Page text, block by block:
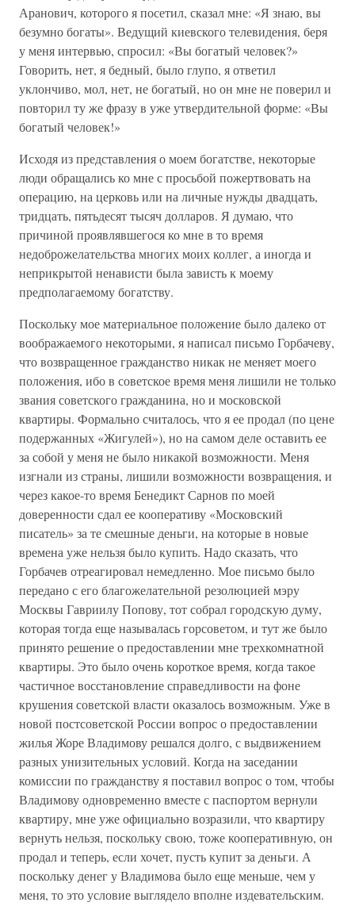
Аранович, которого я посетил, сказал мне: «Я знаю, вы
безумно богаты». Ведущий киевского телевидения, беря
у меня интервью, спросил: «Вы богатый человек?»
Говорить, нет, я бедный, было глупо, я ответил
уклончиво, мол, нет, не богатый, но он мне не поверил и
повторил ту же фразу в уже утвердительной форме: «Вы
богатый человек!»
Исходя из представления о моем богатстве, некоторые
люди обращались ко мне с просьбой пожертвовать на
операцию, на церковь или на личные нужды двадцать,
тридцать, пятьдесят тысяч долларов. Я думаю, что
причиной проявлявшегося ко мне в то время
недоброжелательства многих моих коллег, а иногда и
неприкрытой ненависти была зависть к моему
предполагаемому богатству.
Поскольку мое материальное положение было далеко от
воображаемого некоторыми, я написал письмо Горбачеву,
что возвращенное гражданство никак не меняет моего
положения, ибо в советское время меня лишили не только
звания советского гражданина, но и московской
квартиры. Формально считалось, что я ее продал (по цене
подержанных «Жигулей»), но на самом деле оставить ее
за собой у меня не было никакой возможности. Меня
изгнали из страны, лишили возможности возвращения, и
через какое-то время Бенедикт Сарнов по моей
доверенности сдал ее кооперативу «Московский
писатель» за те смешные деньги, на которые в новые
времена уже нельзя было купить. Надо сказать, что
Горбачев отреагировал немедленно. Мое письмо было
передано с его благожелательной резолюцией мэру
Москвы Гавриилу Попову, тот собрал городскую думу,
которая тогда еще называлась горсоветом, и тут же было
принято решение о предоставлении мне трехкомнатной
квартиры. Это было очень короткое время, когда такое
частичное восстановление справедливости на фоне
крушения советской власти оказалось возможным. Уже в
новой постсоветской России вопрос о предоставлении
жилья Жоре Владимову решался долго, с выдвижением
разных унизительных условий. Когда на заседании
комиссии по гражданству я поставил вопрос о том, чтобы
Владимову одновременно вместе с паспортом вернули
квартиру, мне уже официально возразили, что квартиру
вернуть нельзя, поскольку свою, тоже кооперативную, он
продал и теперь, если хочет, пусть купит за деньги. А
поскольку денег у Владимова было еще меньше, чем у
меня, то это условие выглядело вполне издевательским.